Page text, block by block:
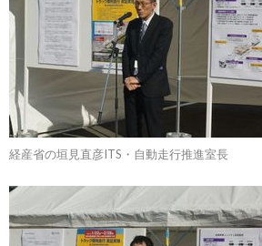
経産省の垣見直彦ITS・自動走行推進室長